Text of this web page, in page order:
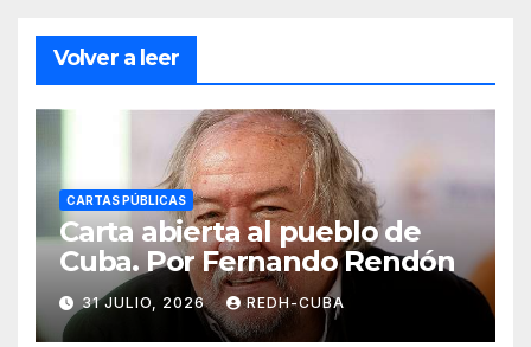
Volver a leer
CARTAS PÚBLICAS
Carta abierta al pueblo de
Cuba. Por Fernando Rendón
31 JULIO, 2026 REDH-CUBA